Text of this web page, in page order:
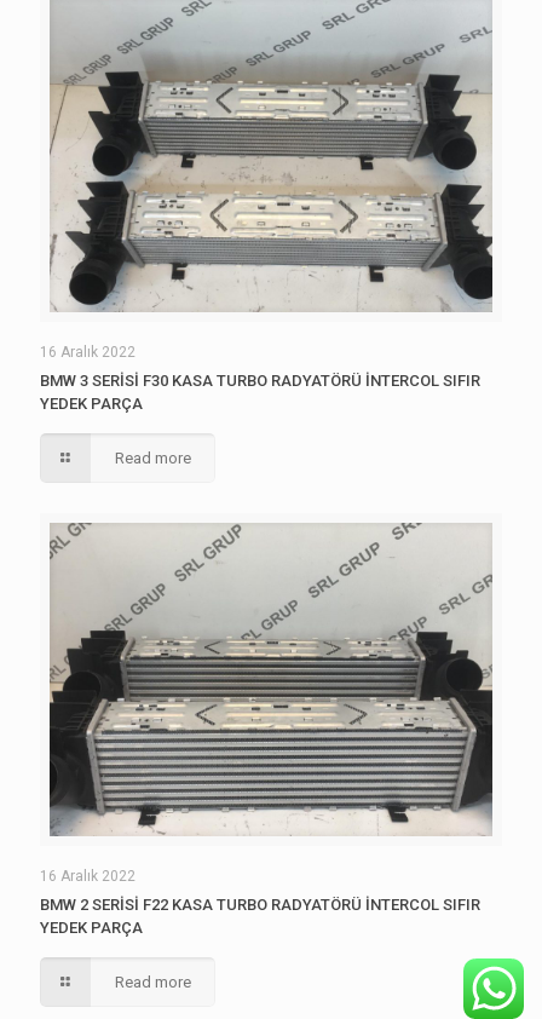
16 Aralık 2022
BMW 3 SERİSİ F30 KASA TURBO RADYATÖRÜ İNTERCOL SIFIR
YEDEK PARÇA
Read more
16 Aralık 2022
BMW 2 SERİSİ F22 KASA TURBO RADYATÖRÜ İNTERCOL SIFIR
YEDEK PARÇA
Read more